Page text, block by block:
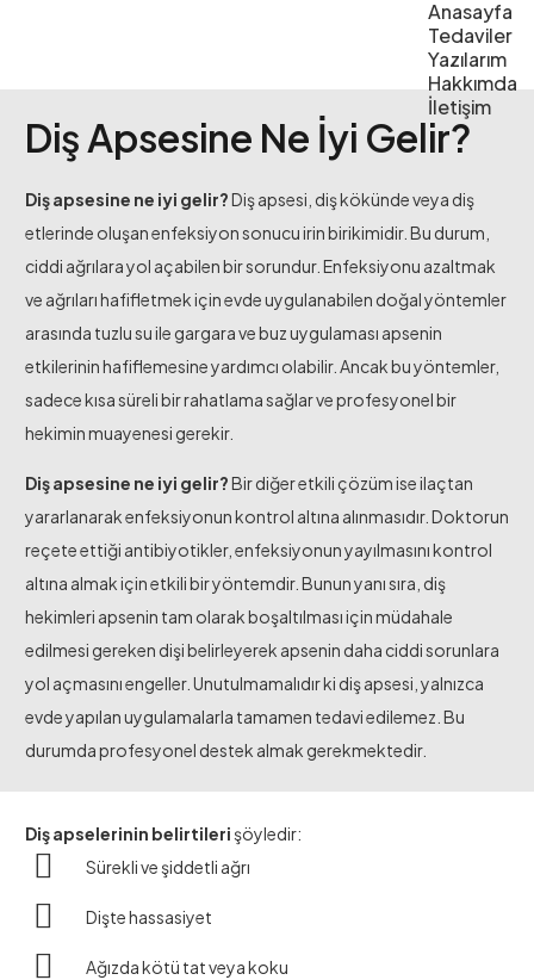
Anasayfa
Tedaviler
Yazılarım
Hakkımda
İletişim
Diş Apsesine Ne İyi Gelir?
Diş apsesine ne iyi gelir?Diş apsesi, diş kökünde veya diş
etlerinde oluşan enfeksiyon sonucu irin birikimidir. Bu durum,
ciddi ağrılara yol açabilen bir sorundur. Enfeksiyonu azaltmak
ve ağrıları hafifletmek için evde uygulanabilen doğal yöntemler
arasında tuzlu su ile gargara ve buz uygulaması apsenin
etkilerinin hafiflemesine yardımcı olabilir. Ancak bu yöntemler,
sadece kısa süreli bir rahatlama sağlar ve profesyonel bir
hekimin muayenesi gerekir.
Diş apsesine ne iyi gelir?Bir diğer etkili çözüm ise ilaçtan
yararlanarak enfeksiyonun kontrol altına alınmasıdır. Doktorun
reçete ettiği antibiyotikler, enfeksiyonun yayılmasını kontrol
altına almak için etkili bir yöntemdir. Bunun yanı sıra, diş
hekimleri apsenin tam olarak boşaltılması için müdahale
edilmesi gereken dişi belirleyerek apsenin daha ciddi sorunlara
yol açmasını engeller. Unutulmamalıdır ki diş apsesi, yalnızca
evde yapılan uygulamalarla tamamen tedavi edilemez. Bu
durumda profesyonel destek almak gerekmektedir.
Diş apselerinin belirtilerişöyledir:
Sürekli ve şiddetli ağrı
Dişte hassasiyet
Ağızda kötü tat veya koku